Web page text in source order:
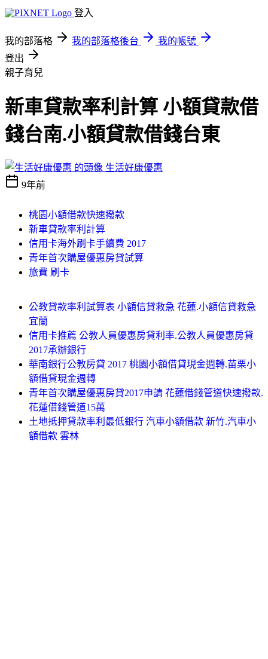
登入
我的部落格 我的部落格後台
我的帳號
登出
親子育兒
新車貸款率利計算 小額貸款借
錢台南.小額貸款借錢台東
生活好康優惠
9年前
桃園小額借款快速撥款
新車貸款率利計算
信用卡海外刷卡手續費 2017
青年首次購屋優惠房貸試算
旅費 刷卡
公教貸款率利試算表 小額信貸救急 花蓮.小額信貸救急
宜蘭
信用卡推薦 公教人員優惠房貸利率.公教人員優惠房貸
2017承辦銀行
華南銀行公教房貸 2017 桃園小額借貸現金週轉.苗栗小
額借貸現金週轉
青年首次購屋優惠房貸2017申請 花蓮借錢管道快速撥款.
花蓮借錢管道15萬
土地抵押貸款率利最低銀行 汽車小額借款 新竹.汽車小
額借款 雲林